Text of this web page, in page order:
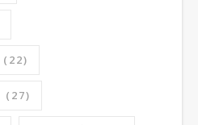
(22)
(27)